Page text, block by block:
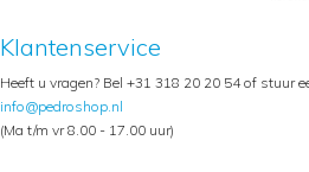
Klantenservice
Heeft u vragen? Bel +31 318 20 20 54 of stuur
info@pedroshop.nl
(Ma t/m vr 8.00 - 17.00 uur)